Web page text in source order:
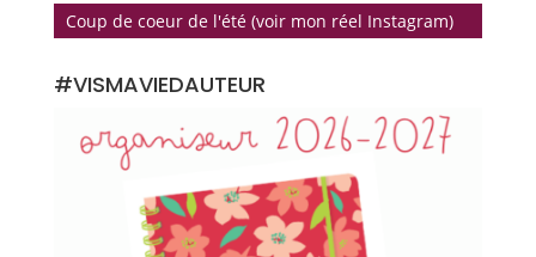
Coup de coeur de l'été (voir mon réel Instagram)
#VISMAVIEDAUTEUR